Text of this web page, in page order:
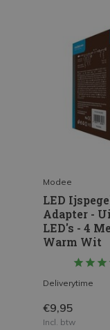
Modee
LED
Adapter -
LED's - 4
Warm Wit
Deliverytime
€9,95
Incl. btw